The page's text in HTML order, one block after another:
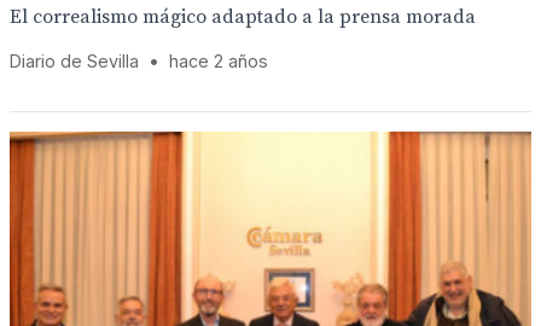
El correalismo mágico adaptado a la prensa morada
Diario de Sevilla • hace 2 años